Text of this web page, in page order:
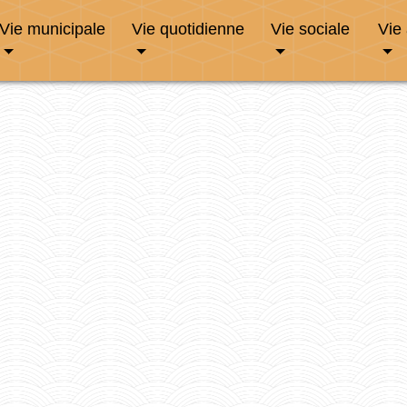
Vie municipale Vie quotidienne Vie sociale Vie